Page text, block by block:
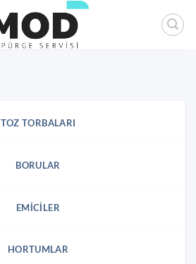
TOZ TORBALARI
BORULAR
EMICILER
HORTUMLAR